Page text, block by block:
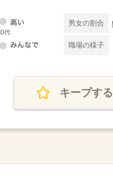
男女の割合
職場の様子
キープする